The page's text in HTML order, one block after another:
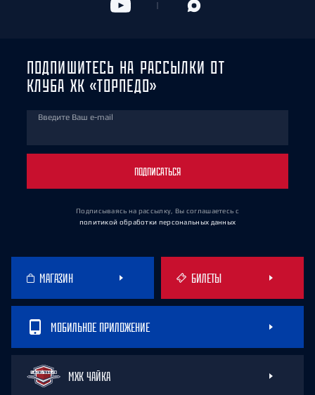
ПОДПИШИТЕСЬ НА РАССЫЛКИ ОТ
КЛУБА ХК «ТОРПЕДО»
Введите Ваш e-mail
ПОДПИСАТЬСЯ
Подписываясь на рассылку, Вы соглашаетесь с
политикой обработки персональных данных
МАГАЗИН БИЛЕТЫ
МОБИЛЬНОЕ ПРИЛОЖЕНИЕ
МХК ЧАЙКА